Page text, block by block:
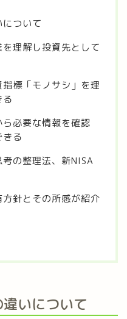
ついて
理解し投資先として
標「モノサシ」を理
必要な情報を確認
る
の整理法、新NISA
針とその所感が紹介
いについて